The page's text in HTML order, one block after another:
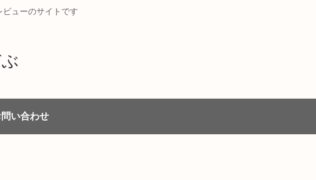
ューのサイトです
問い合わせ